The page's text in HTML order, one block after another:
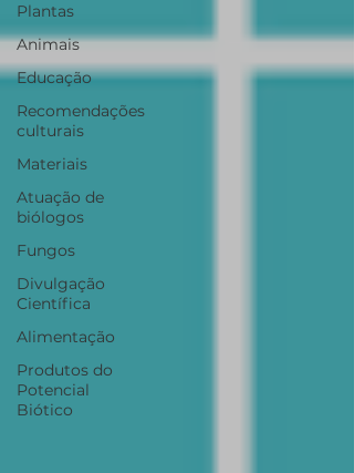
Plantas
Animais
Educação
Recomendações
culturais
Materiais
Atuação de
biólogos
Fungos
Divulgação
Científica
Alimentação
Produtos do
Potencial
Biótico